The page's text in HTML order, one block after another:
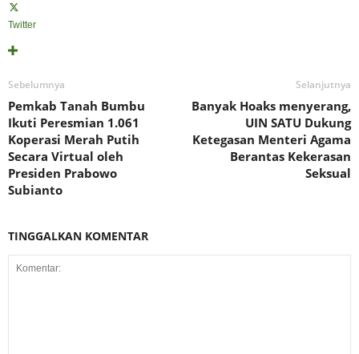
Twitter
Sebelumnya
Pemkab Tanah Bumbu
Ikuti Peresmian 1.061
Koperasi Merah Putih
Secara Virtual oleh
Presiden Prabowo
Subianto
Selanjutnya
Banyak Hoaks menyerang,
UIN SATU Dukung
Ketegasan Menteri Agama
Berantas Kekerasan
Seksual
TINGGALKAN KOMENTAR